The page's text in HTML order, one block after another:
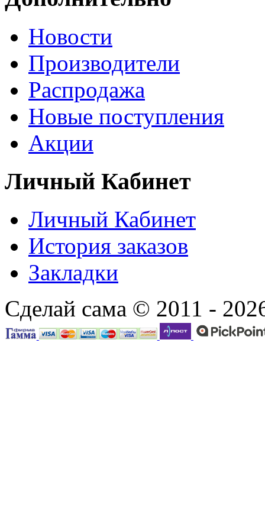
Новости
Производители
Распродажа
Новые поступления
Акции
Личный Кабинет
Личный Кабинет
История заказов
Закладки
Сделай сама © 2011 -